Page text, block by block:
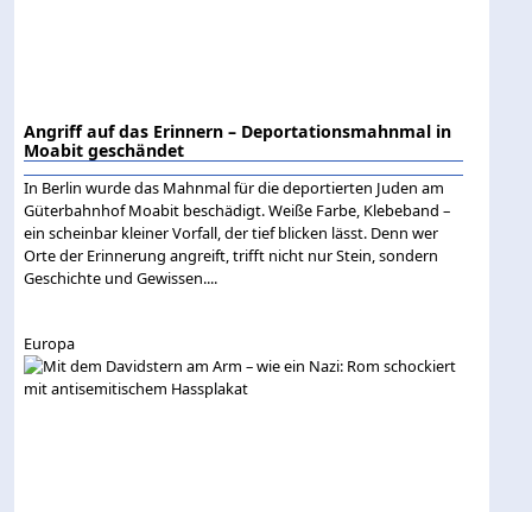
Angriff auf das Erinnern – Deportationsmahnmal in
Moabit geschändet
In Berlin wurde das Mahnmal für die deportierten Juden am
Güterbahnhof Moabit beschädigt. Weiße Farbe, Klebeband –
ein scheinbar kleiner Vorfall, der tief blicken lässt. Denn wer
Orte der Erinnerung angreift, trifft nicht nur Stein, sondern
Geschichte und Gewissen....
Europa